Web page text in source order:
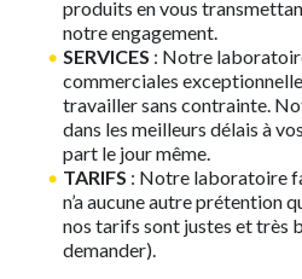
produits en vous
notre engagement.
SERVICES : Notre
commerciales
travailler sans contrainte.
dans les meilleurs délais à
part le jour même.
TARIFS : Notre laboratoire
n’a aucune autre prétention
nos tarifs sont justes et très
demander).